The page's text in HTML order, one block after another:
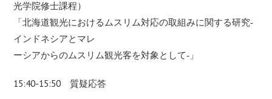
光学院修士課程）
「北海道観光におけるムスリム対応の取組みに関する研究‐
インドネシアとマレ
ーシアからのムスリム観光客を対象として‐」
15:40-15:50 質疑応答